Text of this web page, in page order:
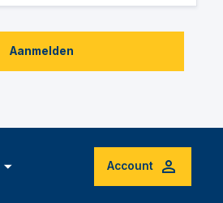
Aanmelden
Account